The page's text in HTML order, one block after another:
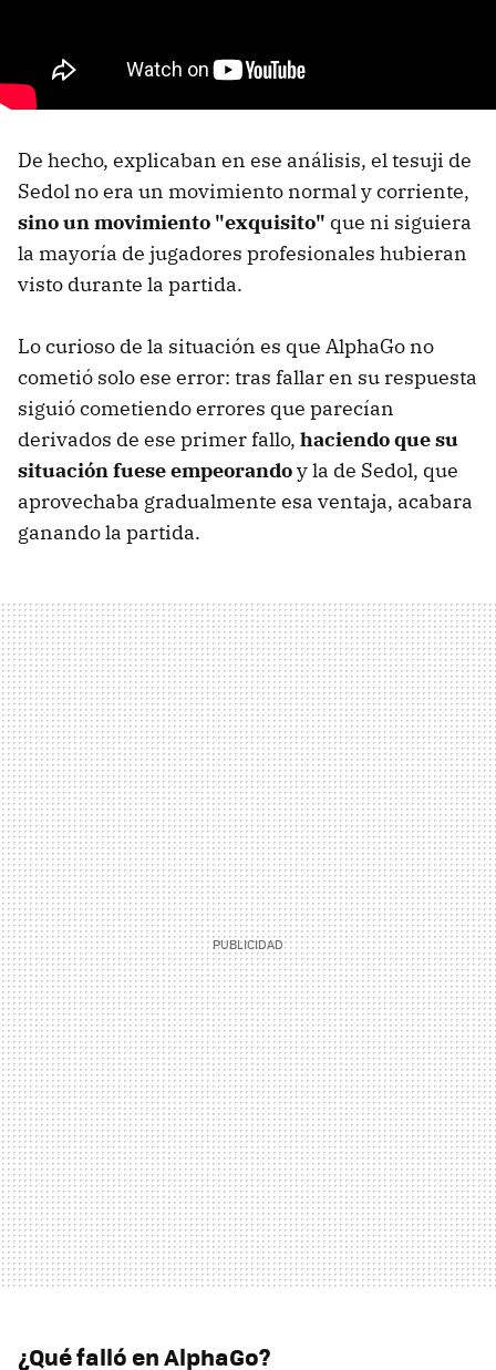
De hecho, explicaban en ese análisis, el tesuji de
Sedol no era un movimiento normal y corriente,
sino un movimiento "exquisito" que ni siguiera
la mayoría de jugadores profesionales hubieran
visto durante la partida.
Lo curioso de la situación es que AlphaGo no
cometió solo ese error: tras fallar en su respuesta
siguió cometiendo errores que parecían
derivados de ese primer fallo, haciendo que su
situación fuese empeorandoy la de Sedol, que
aprovechaba gradualmente esa ventaja, acabara
ganando la partida.
¿Qué falló en AlphaGo?